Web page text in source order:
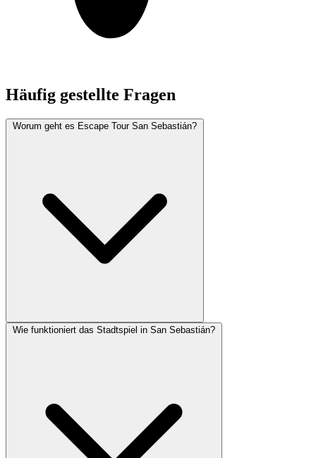
Häufig gestellte Fragen
Worum geht es Escape Tour San Sebastián?
Wie funktioniert das Stadtspiel in San Sebastián?